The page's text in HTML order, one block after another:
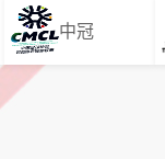
中冠